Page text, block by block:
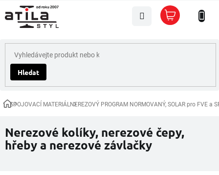
na
obsah
Hledat
Nákupní
košík
DomůSPOJOVACÍ MATERIÁLNEREZOVÝ PROGRAM NORMOVANÝ, SOLAR pro FVE a
Nerezové kolíky, nerezové čepy,
hřeby a nerezové závlačky